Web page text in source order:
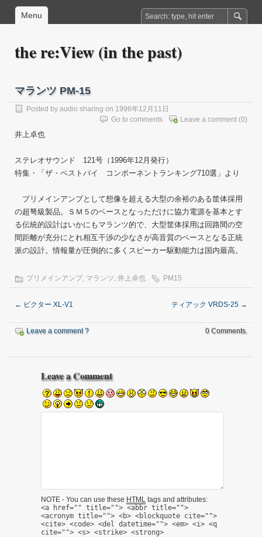
Menu
the re:View (in the past)
マランツ PM-15
Posted by audio sharing on 1996年12月11日
Leave a comment (0)
Go to comments
井上卓也
ステレオサウンド 121号（1996年12月発行）
特集・「ザ・ベストバイ コンポーネントランキング710選」より
プリメインアンプとして想像を超える大型の余裕のある筐体採用
の超弩級製品。ＳＭ５のベースとなっただけに協力電源を基本とす
る伝統的設計はいかにもマランツ的で、大型筐体採用は回路間の空
間距離が充分にとれ相互干渉の少なさが高音質のベースとなる正統
派の設計。情報量が圧倒的に多くスピーカー駆動能力は国内最高。
プリメインアンプ, マランツ, 井上卓也 PM15
← ビクター XL-V1 ティアック VRDS-25 →
Leave a comment ? 0 Comments.
Leave a Comment
NOTE - You can use these HTML tags and attributes:
<a href="" title=""> <abbr title="">
<acronym title=""> <b> <blockquote cite="">
<cite> <code> <del datetime=""> <em> <i> <q
cite=""> <s> <strike> <strong>